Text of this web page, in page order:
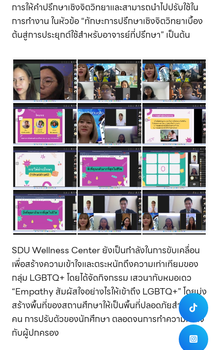
การให้คำปรึกษาเชิงจิตวิทยาและสามารถนำไปปรับใช้ใน
การทำงาน ในหัวข้อ “ทักษะการปรึกษาเชิงจิตวิทยาเบื้อง
ต้นสู่การประยุกต์ใช้สำหรับอาจารย์ที่ปรึกษา” เป็นต้น
SDU Wellness Center ยังเป็นกำลังในการขับเคลื่อน
เพื่อสร้างความเข้าใจและตระหนักถึงความเท่าเทียมของ
กลุ่ม LGBTQ+ โดยได้จัดกิจกรรม เสวนากับหมอเดว
“Empathy สัมผัสใจอย่างไรให้เข้าถึง LGBTQ+” โดยมุ่ง
สร้างพื้นที่ของสถานศึกษาให้เป็นพื้นที่ปลอดภัยสำหรับทุก
คน การปรับตัวของนักศึกษา ตลอดจนการทำความเข้าใจ
กับผู้ปกครอง